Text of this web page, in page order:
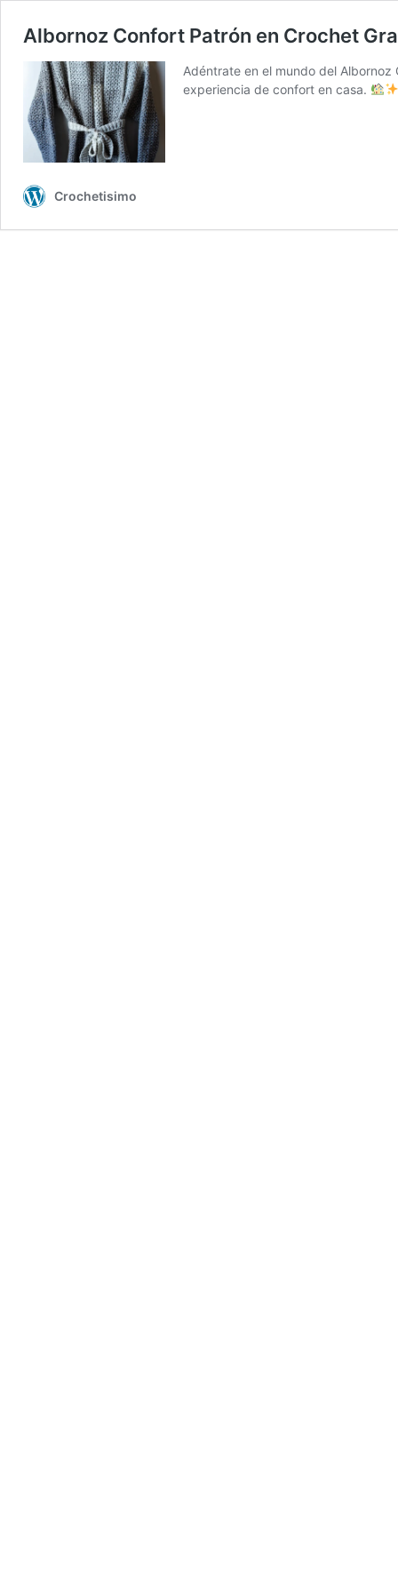
Albornoz Confort Patrón en Crochet
Adéntrate en el mundo del
experiencia de confort en casa.
Crochetisimo